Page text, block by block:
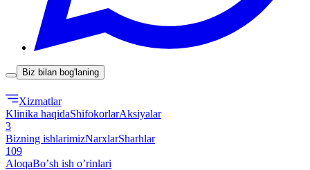
Biz bilan bog'laning
Xizmatlar
Klinika haqidaShifokorlarAksiyalar
3
Bizning ishlarimizNarxlarSharhlar
109
AloqaBoʼsh ish oʼrinlari